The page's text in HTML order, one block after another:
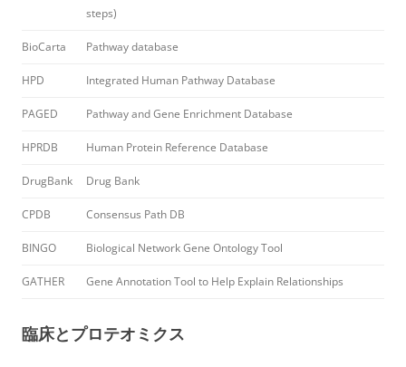
steps)
BioCarta Pathway database
HPD Integrated Human Pathway Database
PAGED Pathway and Gene Enrichment Database
HPRDB Human Protein Reference Database
DrugBank Drug Bank
CPDB Consensus Path DB
BINGO Biological Network Gene Ontology Tool
GATHER Gene Annotation Tool to Help Explain Relationships
臨床とプロテオミクス